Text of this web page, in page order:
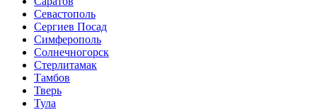
Севастополь
Сергиев Посад
Симферополь
Солнечногорск
Стерлитамак
Тамбов
Тверь
Тула